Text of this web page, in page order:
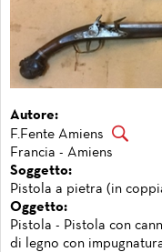
Autore:
F.Fente Amiens
Francia - Amiens
Soggetto:
Pistola a pietra (in
Oggetto:
Pistola - Pistola con
di legno con